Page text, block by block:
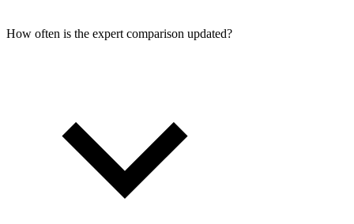
How often is the expert comparison updated?